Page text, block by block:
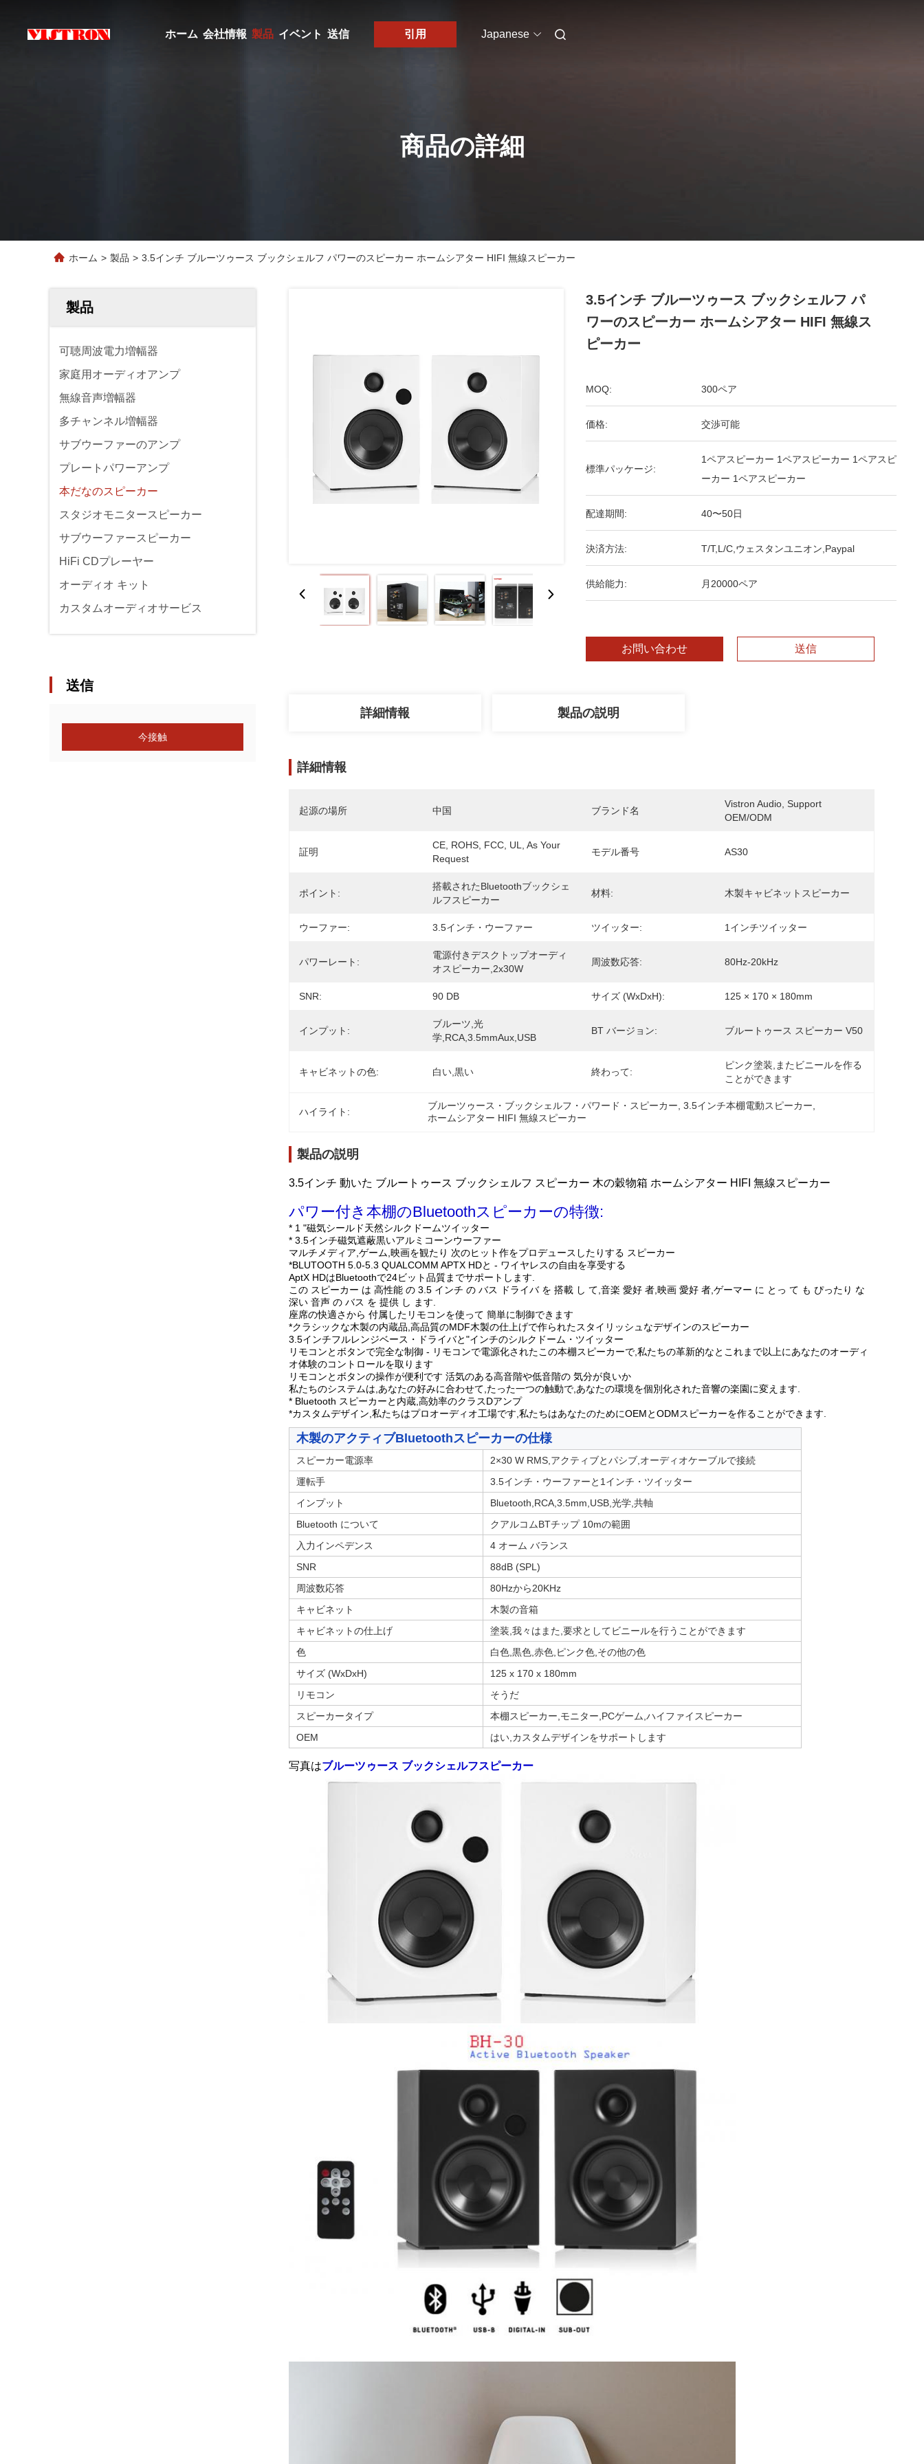
ホーム 会社情報 製品 イベント 送信 引用 Japanese
商品の詳細
ホーム > 製品 > 3.5インチ ブルーツゥース ブックシェルフ パワーのスピーカー ホームシアター HIFI 無線スピーカー
製品
可聴周波電力増幅器
家庭用オーディオアンプ
無線音声増幅器
多チャンネル増幅器
サブウーファーのアンプ
プレートパワーアンプ
本だなのスピーカー
スタジオモニタースピーカー
サブウーファースピーカー
HiFi CDプレーヤー
オーディオ キット
カスタムオーディオサービス
送信
今接触
3.5インチ ブルーツゥース ブックシェルフ パ
ワーのスピーカー ホームシアター HIFI 無線ス
ピーカー
MOQ: 300ペア
価格: 交渉可能
標準パッケージ:
1ペアスピーカー 1ペアスピーカー 1ペアスピ
ーカー 1ペアスピーカー
配達期間: 40〜50日
決済方法: T/T,L/C,ウェスタンユニオン,Paypal
供給能力: 月20000ペア
お問い合わせ 送信
詳細情報 製品の説明
詳細情報
起源の場所 中国 ブランド名
Vistron Audio, Support
OEM/ODM
証明
CE, ROHS, FCC, UL, As Your
Request
モデル番号 AS30
ポイント:
搭載されたBluetoothブックシェ
ルフスピーカー
材料: 木製キャビネットスピーカー
ウーファー: 3.5インチ・ウーファー ツイッター: 1インチツイッター
パワーレート:
電源付きデスクトップオーディ
オスピーカー,2x30W
周波数応答: 80Hz-20kHz
SNR: 90 DB サイズ (WxDxH): 125 × 170 × 180mm
インプット:
ブルーツ,光
学,RCA,3.5mmAux,USB
BT バージョン: ブルートゥース スピーカー V50
キャビネットの色: 白い,黒い 終わって:
ピンク塗装,またビニールを作る
ことができます
ハイライト:
ブルーツゥース・ブックシェルフ・パワード・スピーカー , 3.5インチ本棚電動スピーカー
ホームシアター HIFI 無線スピーカー
製品の説明
3.5インチ 動いた ブルートゥース ブックシェルフ スピーカー 木の穀物箱 ホームシアター HIFI 無線スピーカー
パワー付き本棚のBluetoothスピーカーの特徴:
* 1 "磁気シールド天然シルクドームツイッター
* 3.5インチ磁気遮蔽黒いアルミコーンウーファー
マルチメディア,ゲーム,映画を観たり 次のヒット作をプロデュースしたりする スピーカー
*BLUTOOTH 5.0-5.3 QUALCOMM APTX HDと - ワイヤレスの自由を享受する
AptX HDはBluetoothで24ビット品質までサポートします.
この スピーカー は 高性能 の 3.5 インチ の バス ドライバ を 搭載 し て,音楽 愛好 者,映画 愛好 者,ゲーマー に とっ て も ぴったり な
深い 音声 の バス を 提供 し ます.
座席の快適さから 付属したリモコンを使って 簡単に制御できます
*クラシックな木製の内蔵品,高品質のMDF木製の仕上げで作られたスタイリッシュなデザインのスピーカー
3.5インチフルレンジベース・ドライバと"インチのシルクドーム・ツイッター
リモコンとボタンで完全な制御 - リモコンで電源化されたこの本棚スピーカーで,私たちの革新的なとこれまで以上にあなたのオーディ
オ体験のコントロールを取ります
リモコンとボタンの操作が便利です 活気のある高音階や低音階の 気分が良いか
私たちのシステムは,あなたの好みに合わせて,たった一つの触動で,あなたの環境を個別化された音響の楽園に変えます.
* Bluetooth スピーカーと内蔵,高効率のクラスDアンプ
*カスタムデザイン,私たちはプロオーディオ工場です,私たちはあなたのためにOEMとODMスピーカーを作ることができます.
木製のアクティブBluetoothスピーカーの仕様
スピーカー電源率
2×30 W RMS,アクティブとパシブ,オーディオケーブルで接続
運転手
3.5インチ・ウーファーと1インチ・ツイッター
インプット
Bluetooth,RCA,3.5mm,USB,光学,共軸
Bluetooth について
クアルコムBTチップ 10mの範囲
入力インペデンス
4 オーム バランス
SNR
88dB (SPL)
周波数応答
80Hzから20KHz
キャビネット
木製の音箱
キャビネットの仕上げ
塗装,我々はまた,要求としてビニールを行うことができます
色
白色,黒色,赤色,ピンク色,その他の色
サイズ (WxDxH)
125 x 170 x 180mm
リモコン
そうだ
スピーカータイプ
本棚スピーカー,モニター,PCゲーム,ハイファイスピーカー
OEM
はい,カスタムデザインをサポートします
写真はブルーツゥース ブックシェルフスピーカー